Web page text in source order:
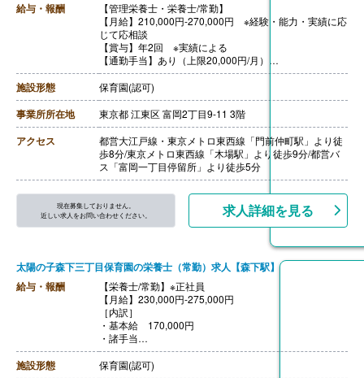
給与・報酬
【管理栄養士・栄養士/常勤】
【月給】210,000円-270,000円 ※経験・能力・実績に応
じて応相談
【賞与】年2回 ※実績による
【通勤手当】あり（上限20,000円/月）
【昇給】あり（年1回）
【退職金】あり
施設形態 保育園(認可)
事業所所在地 東京都 江東区 富岡2丁目9-11 3階
アクセス
都営大江戸線・東京メトロ東西線「門前仲町駅」より徒
歩8分/東京メトロ東西線「木場駅」より徒歩9分/都営バ
ス「富岡一丁目停留所」より徒歩5分
現在募集しておりません。
近しい求人をお問い合わせください。
求人詳細を見る
太陽の子森下三丁目保育園の栄養士（常勤）求人【森下駅】
給与・報酬
【栄養士/常勤】※正社員
【月給】230,000円-275,000円
［内訳］
・基本給 170,000円
・諸手当
［その他手当］
・処遇改善2手当 5,000円- ※キャリアアップ研修の受
施設形態 保育園(認可)